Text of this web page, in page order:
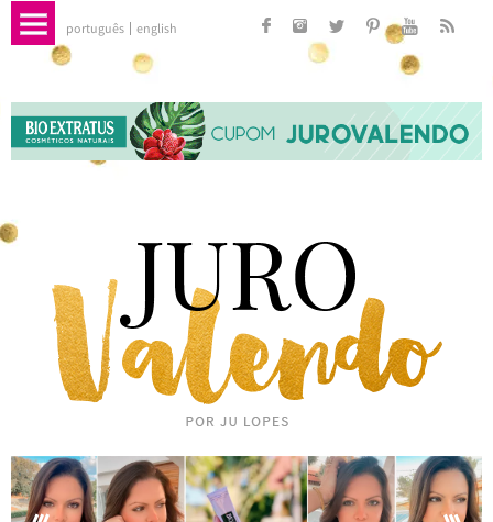
português english